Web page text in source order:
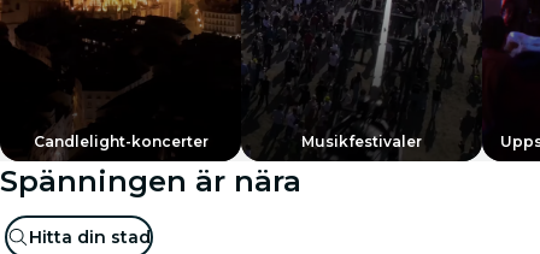
Candlelight-koncerter Musikfestivaler
Spänningen är nära
Hitta din stad